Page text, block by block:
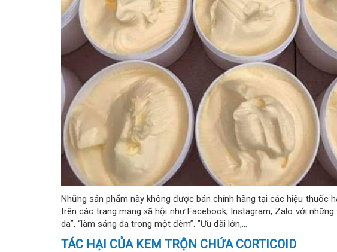
Những sản phẩm này không được bán chính hãng tại các hiệu thuốc
trên các trang mạng xã hội như Facebook, Instagram, Zalo với những
da”, “làm sáng da trong một đêm”. "Ưu đãi lớn,...
TÁC HẠI CỦA KEM TRỘN CHỨA CORTICOID